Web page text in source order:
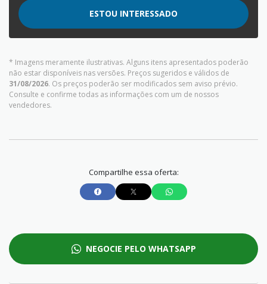
ESTOU INTERESSADO
* Imagens meramente ilustrativas. Alguns itens apresentados poderão
não estar disponíveis nas versões. Preços sugeridos e válidos de
31/08/2026. Os preços poderão ser modificados sem aviso prévio.
Consulte e confirme todas as informações com um de nossos
vendedores.
Compartilhe essa oferta:
NEGOCIE PELO WHATSAPP